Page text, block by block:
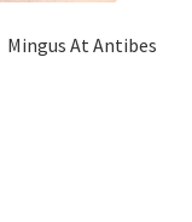
Mingus At Antibes